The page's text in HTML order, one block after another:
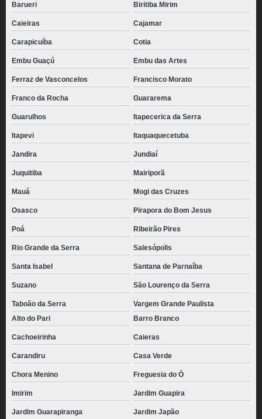
Barueri Biritiba Mirim
Caieiras Cajamar
Carapicuíba Cotia
Embu Guaçú Embu das Artes
Ferraz de Vasconcelos Francisco Morato
Franco da Rocha Guararema
Guarulhos Itapecerica da Serra
Itapevi Itaquaquecetuba
Jandira Jundiaí
Juquitiba Mairiporã
Mauá Mogi das Cruzes
Osasco Pirapora do Bom Jesus
Poá Ribeirão Pires
Rio Grande da Serra Salesópolis
Santa Isabel Santana de Parnaíba
Suzano São Lourenço da Serra
Taboão da Serra
Vargem Grande Paulista
Alto do Pari
Barro Branco
Cachoeirinha Caieras
Carandiru Casa Verde
Chora Menino Freguesia do Ó
Imirim Jardim Guapira
Jardim Guarapiranga Jardim Japão